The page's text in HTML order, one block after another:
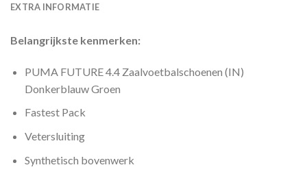
EXTRA INFORMATIE
Belangrijkste kenmerken:
PUMA FUTURE 4.4 Zaalvoetbalschoenen (IN)
Donkerblauw Groen
Fastest Pack
Vetersluiting
Synthetisch bovenwerk